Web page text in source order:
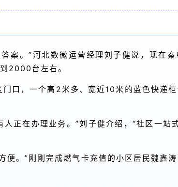
案。”河北数微运营经理刘子健说，现在
2000台左右。
口，一个高2米多、宽近10米的蓝色快递
人正在办理业务。”刘子健介绍，“社区一
便。”刚刚完成燃气卡充值的小区居民魏鑫